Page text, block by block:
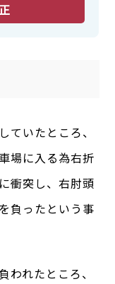
ていたところ、
場に入る為右折
衝突し、右肘頭
負ったという事
われたところ、